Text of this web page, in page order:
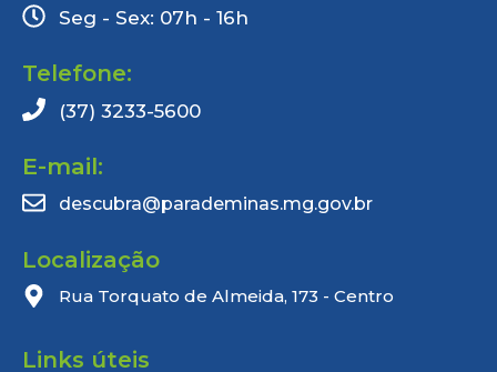
Seg - Sex: 07h - 16h
Telefone:
(37) 3233-5600
E-mail:
descubra@parademinas.mg.gov.br
Localização
Rua Torquato de Almeida, 173 - Centro
Links úteis